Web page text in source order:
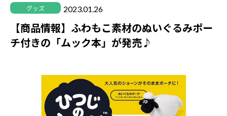
グッズ 2023.01.26
【商品情報】ふわもこ素材のぬいぐるみポー
チ付きの「ムック本」が発売♪